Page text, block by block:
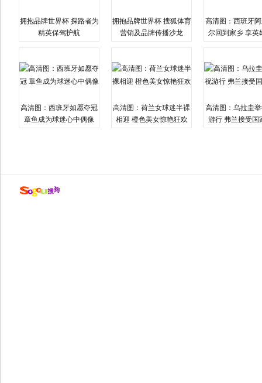
拥抱品牌世界杯 探路者为
精英保驾护航
拥抱品牌世界杯 搜狐体育
营销及品牌传播沙龙
高清图：西班牙
尔回到家乡 享英
高清图：西班牙如愿夺冠
章鱼成为球迷心中偶像
高清图：荷兰女球迷半裸
相迎 橙色美女惊艳狂欢
高清图：乌拉圭
游行 弗兰接受国